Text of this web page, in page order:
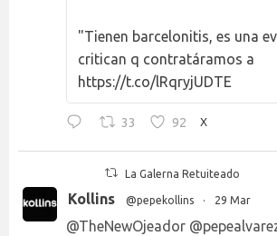
"Tienen barcelonitis, es una
critican q contratáramos a
https://t.co/lRqryjUDTE
33 92 X
La Galerna Retuiteado
Kollins @pepekollins · 29 Mar
@TheNewOjeador